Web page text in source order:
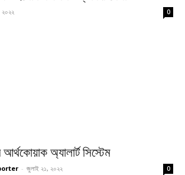
২০২২ 0
আর্থকোয়াক অ্যালার্ট সিস্টেম
- জুলাই ২১, ২০২২ 0